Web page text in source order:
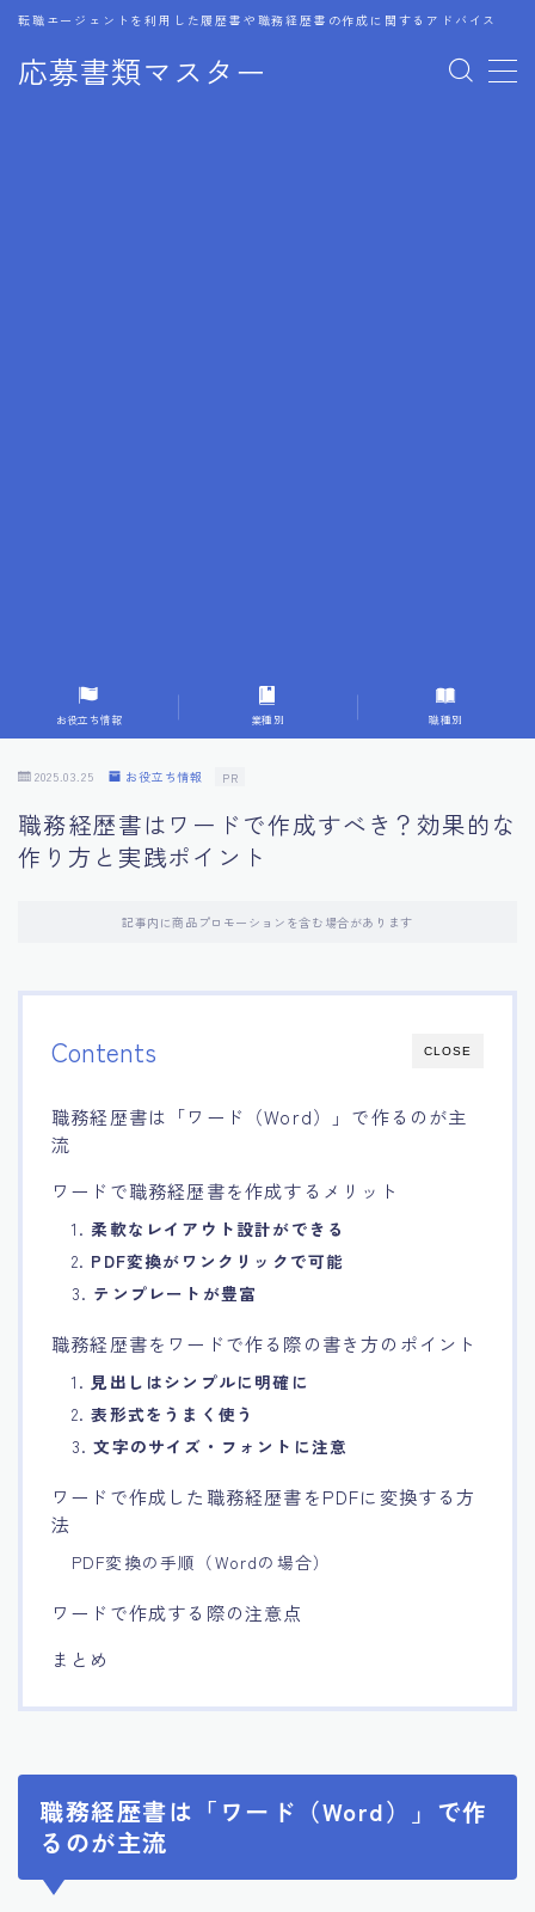
応募書類マスター
転職エージェントを利用した履歴書や職務経歴書の作成に関するアドバイス
MENU
9.転職成功者の事例分析とアドバイス
10.面接官に好印象を与える方法
11.キャリアアップを目指す人の応募書類
14.デジタル化やAIの進化がもたらす影響
お役立ち情報 業種別 職種別
2025.03.25 お役立ち情報 PR
職務経歴書はワードで作成すべき？効果的な
作り方と実践ポイント
記事内に商品プロモーションを含む場合があります
CLOSE
Contents
職務経歴書は「ワード（Word）」で作るのが主
流
ワードで職務経歴書を作成するメリット
1. 柔軟なレイアウト設計ができる
2. PDF変換がワンクリックで可能
3. テンプレートが豊富
職務経歴書をワードで作る際の書き方のポイント
1. 見出しはシンプルに明確に
2.表形式をうまく使う
3.文字のサイズ・フォントに注意
ワードで作成した職務経歴書をPDFに変換する方
法
PDF変換の手順（Wordの場合）
ワードで作成する際の注意点
まとめ
職務経歴書は「ワード（Word）」で作
るのが主流